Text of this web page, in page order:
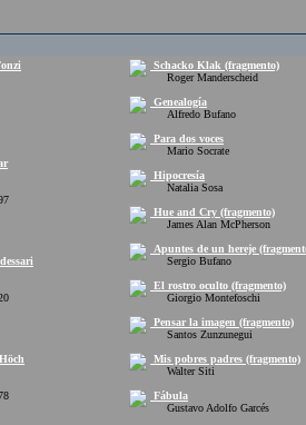
Schacko Klak (fragmento)
Roger Manderscheid
Genealogía
Alfredo Bufano
Para dos voces
Mario Socrate
Hipocresía
Natalia Sosa
Hue and Cry (fragmento)
James Alan McPherson
Apuntes de un hereje
Sergio Bufano
El rostro oculto (fragmento)
Giorgio Montefoschi
Pensar la imagen (fragmento)
Santos Zunzunegui
Mis pobres padres (fragmento)
Walter Siti
Fábula
Gustavo Adolfo Garcés